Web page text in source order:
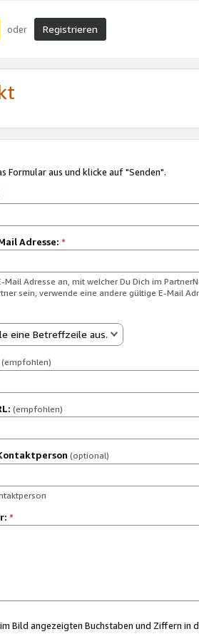
oder Registrieren
Formular aus und klicke auf "Senden".
Adresse: *
Mail Adresse an, mit welcher Du Dich im
sein, verwende eine andere gültige E-Mail
eine Betreffzeile aus.
(empfohlen)
(empfohlen)
(optional)
*
Bild angezeigten Buchstaben und Ziffern in